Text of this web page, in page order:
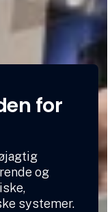
for
og
systemer.